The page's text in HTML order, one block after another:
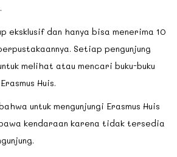
eksklusif dan hanya bisa menerima 10
Setiap pengunjung
melihat atau mencari buku-buku
Huis.
untuk mengunjungi Erasmus Huis
kendaraan karena tidak tersedia